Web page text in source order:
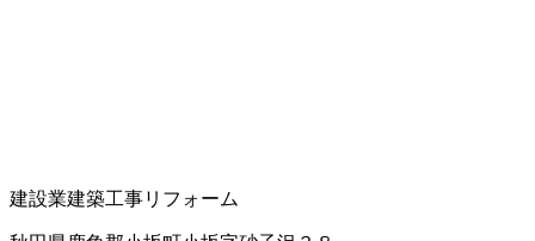
建設業建築工事リフォーム